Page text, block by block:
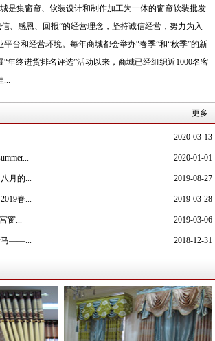
集窗帘、软装设计和制作加工为一体的窗帘软装批发
、感恩、回报”的经营理念，坚持诚信经营，努力为入
台和经营环境。每年商城都会举办“春季”和“秋季”的新
“年终进货排名评选”活动以来，商城已经组织近1000名客
更多
2020-03-13
2020-01-01
2019-08-27
月的...
2019-03-28
春...
2019-03-06
窗...
2018-12-31
马——...